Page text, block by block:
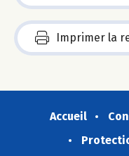
Imprimer la
Accueil